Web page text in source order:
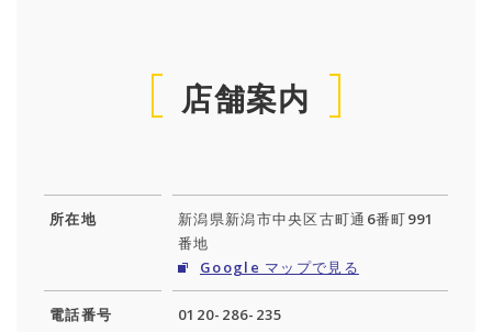
店舗案内
所在地
新潟県新潟市中央区古町通6番町991
番地
Google マップで見る
電話番号 0120-286-235